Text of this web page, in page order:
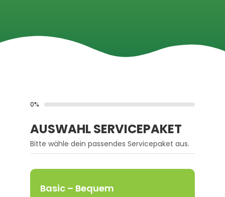
0%
AUSWAHL SERVICEPAKET
Bitte wähle dein passendes Servicepaket aus.
Basic – Bequem